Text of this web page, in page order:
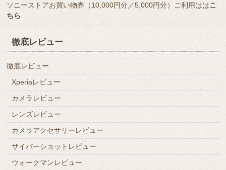
ソニーストアお買い物券（10,000円分／5,000円分）ご利用ははこ
ちら
徹底レビュー
徹底レビュー
Xperiaレビュー
カメラレビュー
レンズレビュー
カメラアクセサリーレビュー
サイバーショットレビュー
ウォークマンレビュー